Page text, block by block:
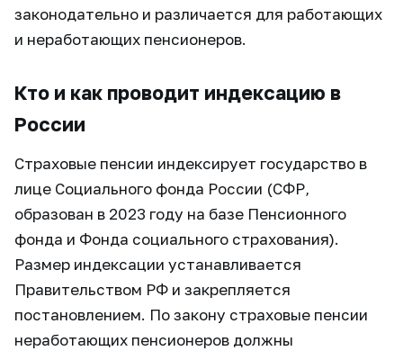
законодательно и различается для работающих
и неработающих пенсионеров.
Кто и как проводит индексацию в
России
Страховые пенсии индексирует государство в
лице Социального фонда России (СФР,
образован в 2023 году на базе Пенсионного
фонда и Фонда социального страхования).
Размер индексации устанавливается
Правительством РФ и закрепляется
постановлением. По закону страховые пенсии
неработающих пенсионеров должны